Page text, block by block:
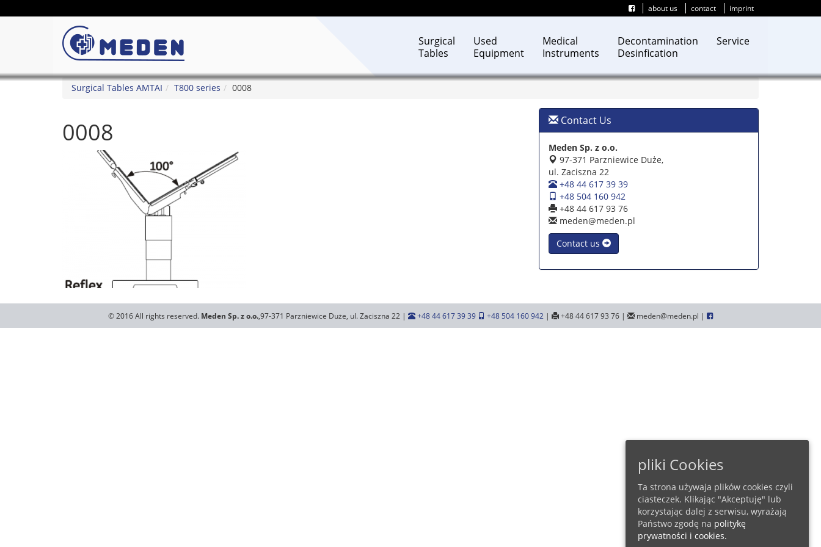
about us contact imprint
Surgical
Tables
Used
Equipment
Medical
Instruments
Decontamination
Desinfication
Service
Surgical Tables AMTAI T800 series 0008
0008 Contact Us
Meden Sp. z o.o.
97-371 Parzniewice Duże,
ul. Zaciszna 22
+48 44 617 39 39
+48 504 160 942
+48 44 617 93 76
meden@meden.pl
Contact us
© 2016 All rights reserved. Meden Sp. z o.o.,97-371 Parzniewice Duże, ul. Zaciszna 22 | +48 44 617 39 39 +48 504 160 942 | +48 44 617 93 76 | meden@meden.pl |
pliki Cookies
Ta strona używaja plików cookies czyli
ciasteczek. Klikając "Akceptuję" lub
korzystając dalej z serwisu, wyrażają
Państwo zgodę na politykę
prywatności i cookies.